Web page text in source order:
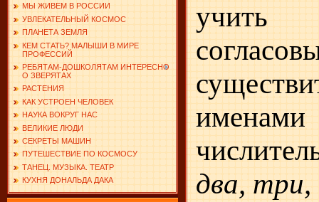
МЫ ЖИВЕМ В РОССИИ
УВЛЕКАТЕЛЬНЫЙ КОСМОС
ПЛАНЕТА ЗЕМЛЯ
КЕМ СТАТЬ? МАЛЫШИ В МИРЕ
ПРОФЕССИЙ
РЕБЯТАМ-ДОШКОЛЯТАМ ИНТЕРЕСНО
О ЗВЕРЯТАХ
РАСТЕНИЯ
КАК УСТРОЕН ЧЕЛОВЕК
НАУКА ВОКРУГ НАС
ВЕЛИКИЕ ЛЮДИ
СЕКРЕТЫ МАШИН
ПУТЕШЕСТВИЕ ПО КОСМОСУ
ТАНЕЦ. МУЗЫКА. ТЕАТР
КУХНЯ ДОНАЛЬДА ДАКА
учить
именами
два,